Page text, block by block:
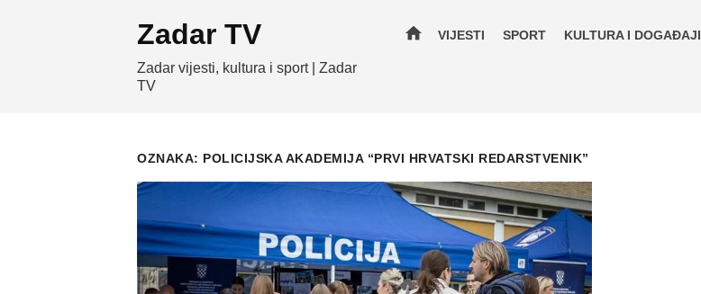
Zadar TV
Zadar vijesti, kultura i sport | Zadar
TV
home VIJESTI SPORT KULTURA I DOGAĐAJI
OZNAKA: POLICIJSKA AKADEMIJA “PRVI HRVATSKI REDARSTVENIK”